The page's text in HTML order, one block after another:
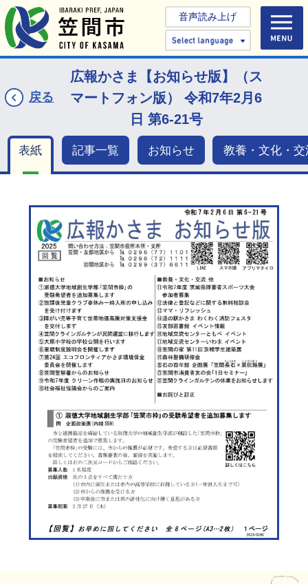
音声読み上げ
Select
広報かさま【お知らせ版】（ス
マートフォン版） 令和7年2月6
日 第6-21号
戻る
表紙 記事一覧 お知らせ 教養・文化・